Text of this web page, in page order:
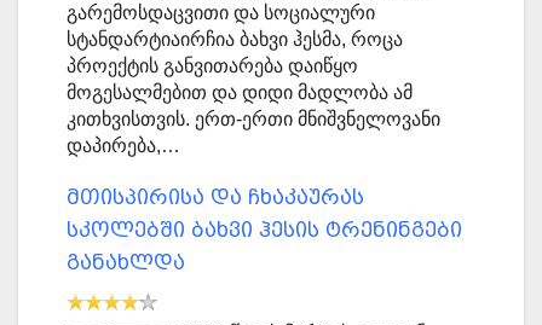
გარემოსდაცვითი და სოციალური
სტანდარტიაირჩია ბახვი ჰესმა, როცა
პროექტის განვითარება დაიწყო
მოგესალმებით და დიდი მადლობა ამ
კითხვისთვის. ერთ-ერთი მნიშვნელოვანი
დაპირება,…
მთისპირისა და ჩხაკაურას
სკოლებში ბახვი ჰესის ტრენინგები
განახლდა